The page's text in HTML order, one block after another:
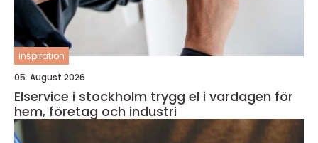
inspiration
05. August 2026
Elservice i stockholm trygg el i vardagen för
hem, företag och industri